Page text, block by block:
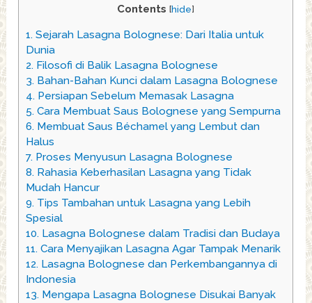
Contents [hide]
1. Sejarah Lasagna Bolognese: Dari Italia untuk
Dunia
2. Filosofi di Balik Lasagna Bolognese
3. Bahan-Bahan Kunci dalam Lasagna Bolognese
4. Persiapan Sebelum Memasak Lasagna
5. Cara Membuat Saus Bolognese yang Sempurna
6. Membuat Saus Béchamel yang Lembut dan
Halus
7. Proses Menyusun Lasagna Bolognese
8. Rahasia Keberhasilan Lasagna yang Tidak
Mudah Hancur
9. Tips Tambahan untuk Lasagna yang Lebih
Spesial
10. Lasagna Bolognese dalam Tradisi dan Budaya
11. Cara Menyajikan Lasagna Agar Tampak Menarik
12. Lasagna Bolognese dan Perkembangannya di
Indonesia
13. Mengapa Lasagna Bolognese Disukai Banyak